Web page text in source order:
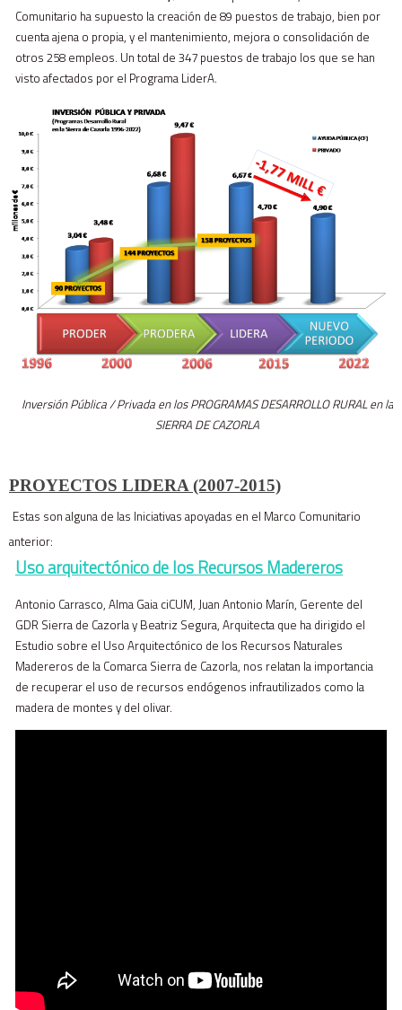
Comunitario ha supuesto la creación de 89 puestos de trabajo, bien por
cuenta ajena o propia, y el mantenimiento, mejora o consolidación de
otros 258 empleos. Un total de 347 puestos de trabajo los que se han
visto afectados por el Programa LiderA.
Inversión Pública / Privada en los PROGRAMAS DESARROLLO RURAL en la
SIERRA DE CAZORLA
PROYECTOS LIDERA (2007-2015)
Estas son alguna de las Iniciativas apoyadas en el Marco Comunitario
anterior:
Uso arquitectónico de los Recursos Madereros
Antonio Carrasco, Alma Gaia ciCUM, Juan Antonio Marín, Gerente del
GDR Sierra de Cazorla y Beatriz Segura, Arquitecta que ha dirigido el
Estudio sobre el Uso Arquitectónico de los Recursos Naturales
Madereros de la Comarca Sierra de Cazorla, nos relatan la importancia
de recuperar el uso de recursos endógenos infrautilizados como la
madera de montes y del olivar.